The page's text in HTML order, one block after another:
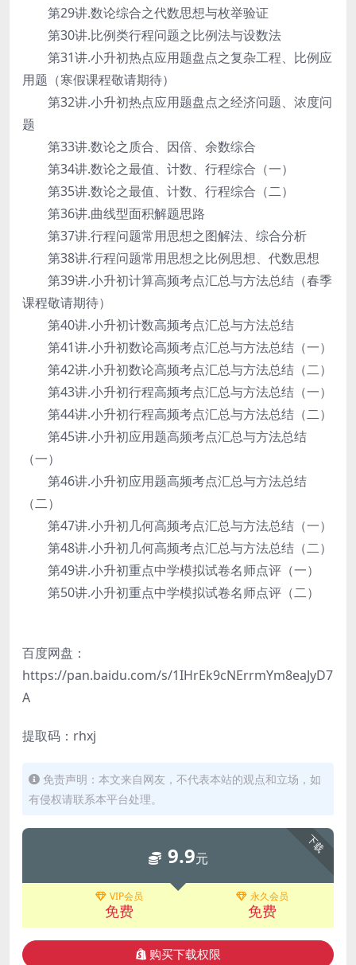
第29讲.数论综合之代数思想与枚举验证
第30讲.比例类行程问题之比例法与设数法
第31讲.小升初热点应用题盘点之复杂工程、比例应
用题（寒假课程敬请期待）
第32讲.小升初热点应用题盘点之经济问题、浓度问
题
第33讲.数论之质合、因倍、余数综合
第34讲.数论之最值、计数、行程综合（一）
第35讲.数论之最值、计数、行程综合（二）
第36讲.曲线型面积解题思路
第37讲.行程问题常用思想之图解法、综合分析
第38讲.行程问题常用思想之比例思想、代数思想
第39讲.小升初计算高频考点汇总与方法总结（春季
课程敬请期待）
第40讲.小升初计数高频考点汇总与方法总结
第41讲.小升初数论高频考点汇总与方法总结（一）
第42讲.小升初数论高频考点汇总与方法总结（二）
第43讲.小升初行程高频考点汇总与方法总结（一）
第44讲.小升初行程高频考点汇总与方法总结（二）
第45讲.小升初应用题高频考点汇总与方法总结
（一）
第46讲.小升初应用题高频考点汇总与方法总结
（二）
第47讲.小升初几何高频考点汇总与方法总结（一）
第48讲.小升初几何高频考点汇总与方法总结（二）
第49讲.小升初重点中学模拟试卷名师点评（一）
第50讲.小升初重点中学模拟试卷名师点评（二）
百度网盘：
https://pan.baidu.com/s/1IHrEk9cNErrmYm8eaJyD7
A
提取码：rhxj
免责声明：本文来自网友，不代表本站的观点和立场，如
有侵权请联系本平台处理。
下载
9.9元
VIP会员
免费
永久会员
免费
购买下载权限